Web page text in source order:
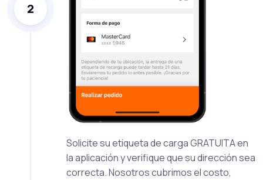
2
Solicite su etiqueta de carga GRATUITA en
la aplicación y verifique que su dirección sea
correcta. Nosotros cubrimos el costo,